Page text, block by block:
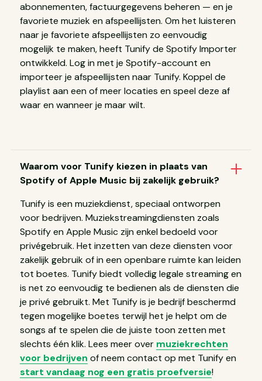
abonnementen, factuurgegevens beheren — en je
favoriete muziek en afspeellijsten. Om het luisteren
naar je favoriete afspeellijsten zo eenvoudig
mogelijk te maken, heeft Tunify de Spotify Importer
ontwikkeld. Log in met je Spotify-account en
importeer je afspeellijsten naar Tunify. Koppel de
playlist aan een of meer locaties en speel deze af
waar en wanneer je maar wilt.
Waarom voor Tunify kiezen in plaats van
Spotify of Apple Music bij zakelijk gebruik?
Tunify is een muziekdienst, speciaal ontworpen
voor bedrijven. Muziekstreamingdiensten zoals
Spotify en Apple Music zijn enkel bedoeld voor
privégebruik. Het inzetten van deze diensten voor
zakelijk gebruik of in een openbare ruimte kan leiden
tot boetes. Tunify biedt volledig legale streaming en
is net zo eenvoudig te bedienen als de diensten die
je privé gebruikt. Met Tunify is je bedrijf beschermd
tegen mogelijke boetes terwijl het je helpt om de
songs af te spelen die de juiste toon zetten met
slechts één klik. Lees meer over muziekrechten
voor bedrijven of neem contact op met Tunify en
start vandaag nog een gratis proefversie!